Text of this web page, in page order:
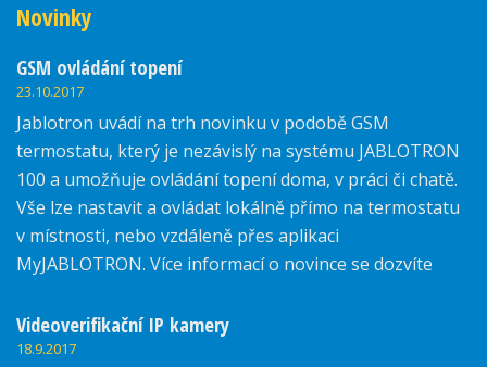
Novinky
GSM ovládání topení
23.10.2017
Jablotron uvádí na trh novinku v podobě GSM
termostatu, který je nezávislý na systému JABLOTRON
100 a umožňuje ovládání topení doma, v práci či chatě.
Vše lze nastavit a ovládat lokálně přímo na termostatu
v místnosti, nebo vzdáleně přes aplikaci
MyJABLOTRON. Více informací o novince se dozvíte
Videoverifikační IP kamery
18.9.2017